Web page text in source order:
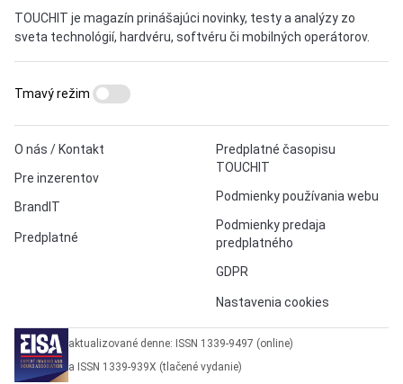
TOUCHIT je magazín prinášajúci novinky, testy a analýzy zo
sveta technológií, hardvéru, softvéru či mobilných operátorov.
O nás / Kontakt
Pre inzerentov
BrandIT
Predplatné
Predplatné časopisu
TOUCHIT
Podmienky používania webu
Podmienky predaja
predplatného
GDPR
Nastavenia cookies
Tmavý režim
aktualizované denne: ISSN 1339-9497 (online)
a ISSN 1339-939X (tlačené vydanie)